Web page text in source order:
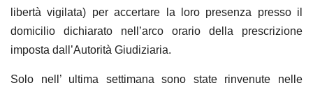
libertà vigilata) per accertare la loro presenza presso il
domicilio dichiarato nell’arco orario della prescrizione
imposta dall’Autorità Giudiziaria.
Solo nell’ ultima settimana sono state rinvenute nelle